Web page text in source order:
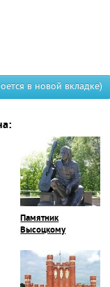
в новой вкладке)
Памятник
Высоцкому